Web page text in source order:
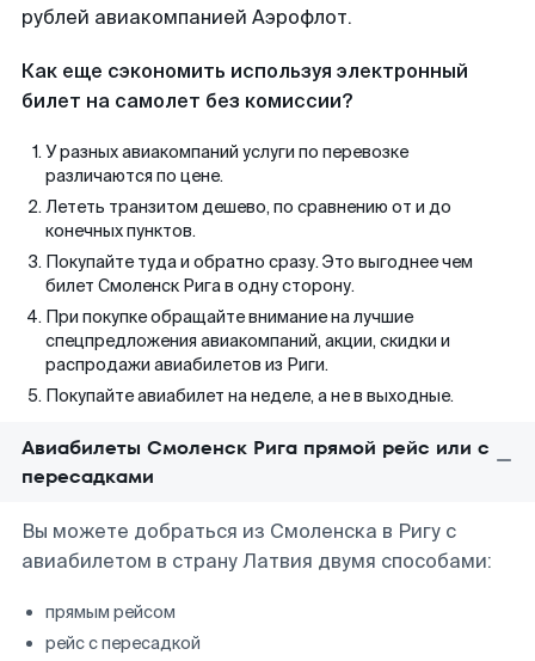
рублей авиакомпанией Аэрофлот.
Как еще сэкономить используя электронный
билет на самолет без комиссии?
У разных авиакомпаний услуги по перевозке
различаются по цене.
Лететь транзитом дешево, по сравнению от и до
конечных пунктов.
Покупайте туда и обратно сразу. Это выгоднее чем
билет Смоленск Рига в одну сторону.
При покупке обращайте внимание на лучшие
спецпредложения авиакомпаний, акции, скидки и
распродажи авиабилетов из Риги.
Покупайте авиабилет на неделе, а не в выходные.
Авиабилеты Смоленск Рига прямой рейс или с
пересадками
Вы можете добраться из Смоленска в Ригу с
авиабилетом в страну Латвия двумя способами:
прямым рейсом
рейс с пересадкой